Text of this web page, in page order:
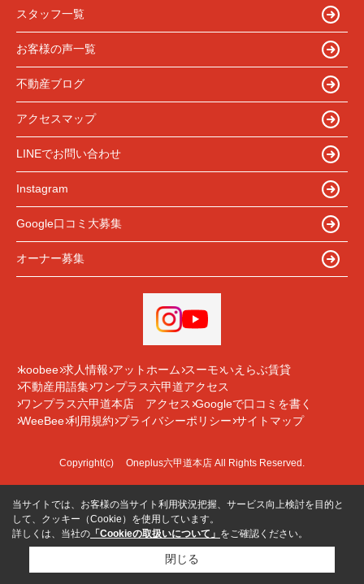
スタッフ一覧
お客様の声一覧
不動産ブログ
アクセスマップ
LINEでお問い合わせ
Instagram
Google口コミ大募集
オーナー募集
koobee 求人情報 アットホーム スーモ いえらぶ賃貸
不動産用語集 ワンプラス六甲道アクセス
ワンプラス六甲道本店 アクセス Googleで口コミを書く
WeeBee 利用規約 プライバシーポリシー サイトマップ
Copyright(c) Oneplus六甲道本店 All Rights Reserved.
当サイトでは、お客様の当サイト利用状況把握、サービス向上検討を目的と
して、クッキー（Cookie）を使用しています。
詳しくは、当社の 「Cookieの取扱いについて」 をご確認ください。
閉じる